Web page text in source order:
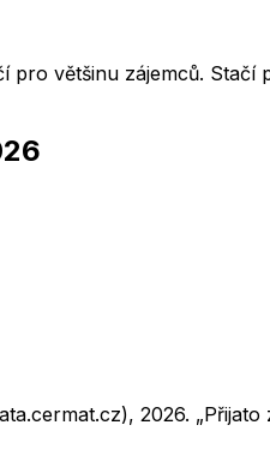
většinu zájemců.
2026.